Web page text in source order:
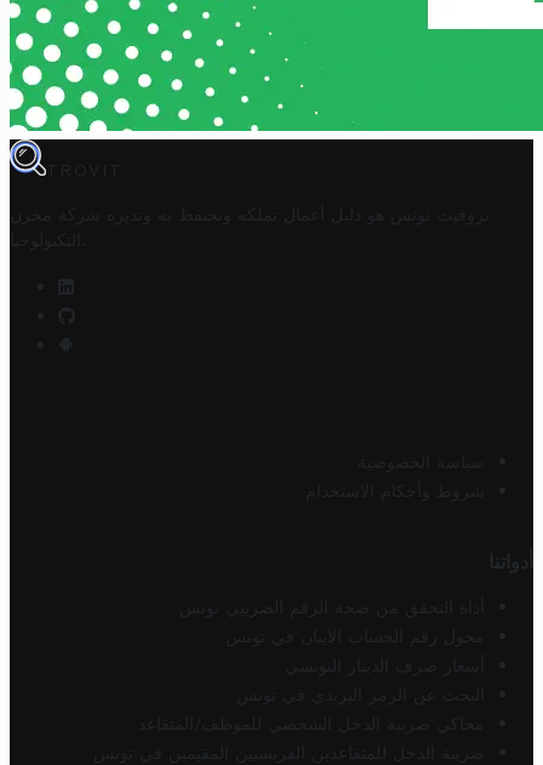
TROVIT
تروفيت تونس هو دليل أعمال تملكه وتحتفظ به وتديره
شركة مخزن
التكنولوجيا
سياسة الخصوصية
شروط وأحكام الاستخدام
أدواتنا
أداة التحقق من صحة الرقم الضريبي تونس
محول رقم الحساب الآيبان في تونس
أسعار صرف الدينار التونسي
البحث عن الرمز البريدي في تونس
محاكي ضريبة الدخل الشخصي للموظف/المتقاعد
ضريبة الدخل للمتقاعدين الفرنسيين المقيمين في تونس